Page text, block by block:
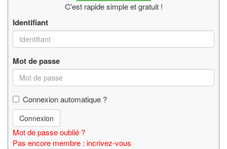
C'est rapide simple et gratuit !
Identifiant
Mot de passe
Connexion automatique ?
Connexion
Mot de passe oublié ?
Pas encore membre : incrivez-vous